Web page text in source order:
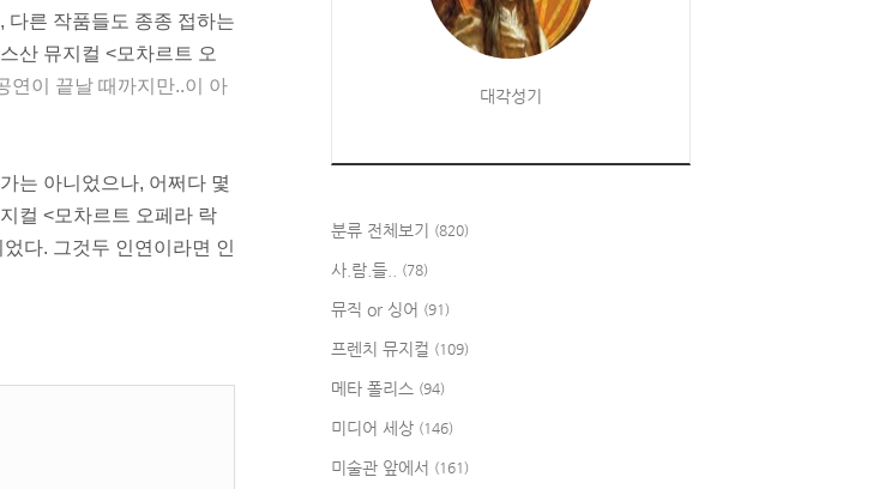
다른 작품들도 종종 접하는
산 뮤지컬 <모차르트 오
연이 끝날 때까지만..이 아
는 아니었으나, 어쩌다 몇
컬 <모차르트 오페라 락
다. 그것두 인연이라면 인
대각성기
분류 전체보기 (820)
사.람.들.. (78)
뮤직 or 싱어 (91)
프렌치 뮤지컬 (109)
메타 폴리스 (94)
미디어 세상 (146)
미술관 앞에서 (161)